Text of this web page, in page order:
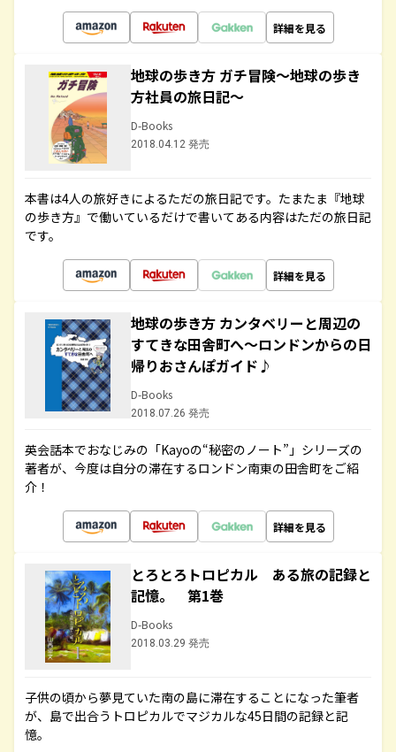
詳細を見る
地球の歩き方 ガチ冒険～地球の歩き
方社員の旅日記～
D-Books
2018.04.12 発売
本書は4人の旅好きによるただの旅日記です。たまたま『地球
の歩き方』で働いているだけで書いてある内容はただの旅日記
です。
詳細を見る
地球の歩き方 カンタベリーと周辺の
すてきな田舎町へ～ロンドンからの日
帰りおさんぽガイド♪
D-Books
2018.07.26 発売
英会話本でおなじみの「Kayoの“秘密のノート”」シリーズの
著者が、今度は自分の滞在するロンドン南東の田舎町をご紹
介！
詳細を見る
とろとろトロピカル ある旅の記録と
記憶。 第1巻
D-Books
2018.03.29 発売
子供の頃から夢見ていた南の島に滞在することになった筆者
が、島で出合うトロピカルでマジカルな45日間の記録と記
憶。